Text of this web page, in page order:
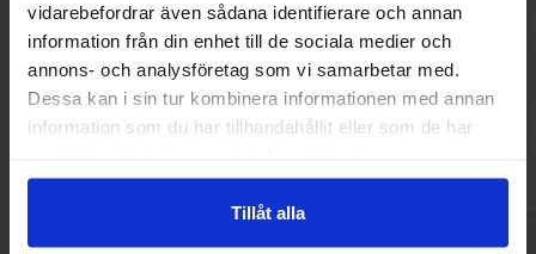
vidarebefordrar även sådana identifierare och annan
information från din enhet till de sociala medier och
annons- och analysföretag som vi samarbetar med.
Dessa kan i sin tur kombinera informationen med annan
information som du har tillhandahållit eller som de har
Tillåt alla
Reeses Crispy Crunchy King Size 87g
34.90 kr
Køb
Terrys Chocolate
30.90 kr